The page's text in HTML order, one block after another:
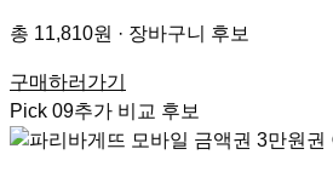
총 11,810원 · 장바구니 후보
구매하러가기
Pick 09추가 비교 후보